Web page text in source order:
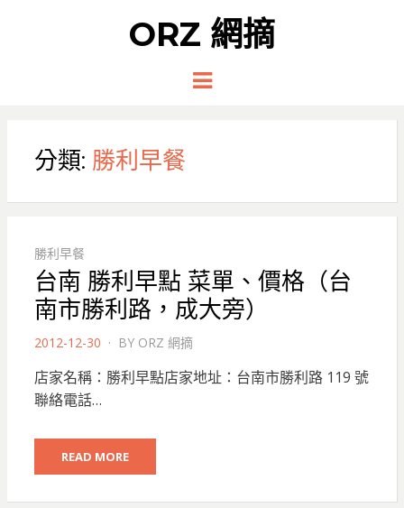
ORZ 網摘
Menu
分類: 勝利早餐
勝利早餐
台南 勝利早點 菜單、價格（台
南市勝利路，成大旁）
POSTED
2012-12-30 BY ORZ 網摘
店家名稱：勝利早點店家地址：台南市勝利路 119 號
聯絡電話…
READ MORE